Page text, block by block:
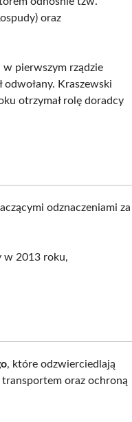
oraz
pierwszym rządzie
odwołany. Kraszewski
otrzymał rolę doradcy
odznaczeniami za
w 2013 roku,
, które odzwierciedlają
oraz ochroną